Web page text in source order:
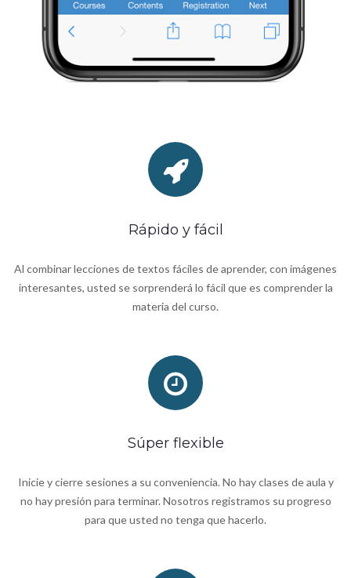
Rápido y fácil
Al combinar lecciones de textos fáciles de aprender, con imágenes
interesantes, usted se sorprenderá lo fácil que es comprender la
materia del curso.
Súper flexible
Inicie y cierre sesiones a su conveniencia. No hay clases de aula y
no hay presión para terminar. Nosotros registramos su progreso
para que usted no tenga que hacerlo.